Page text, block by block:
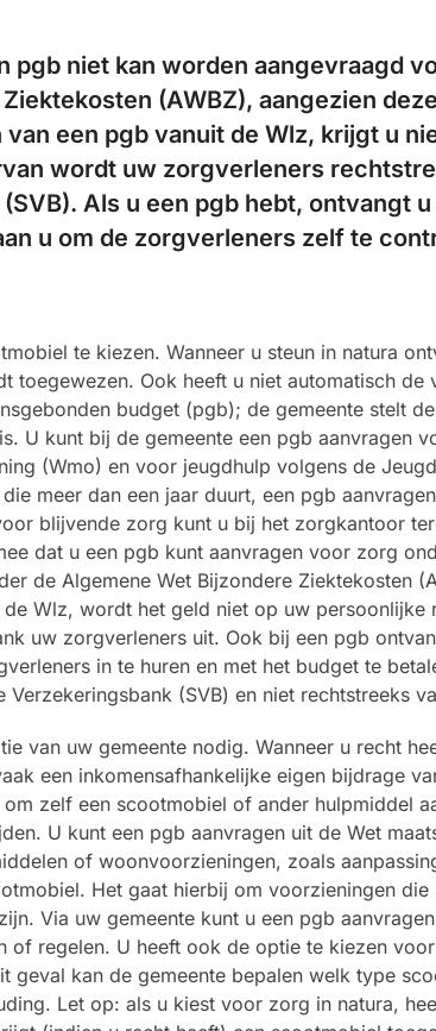
pgb niet kan worden aangevraagd
(AWBZ), aangezien
een pgb vanuit de Wlz, krijgt u
wordt uw zorgverleners
Als u een pgb hebt, ontvangt
u om de zorgverleners zelf te
te kiezen. Wanneer u steun in natura
toegewezen. Ook heeft u niet automatisch de
budget (pgb); de gemeente stelt
U kunt bij de gemeente een pgb aanvragen
(Wmo) en voor jeugdhulp volgens de
meer dan een jaar duurt, een pgb
blijvende zorg kunt u bij het zorgkantoor
dat u een pgb kunt aanvragen voor zorg
de Algemene Wet Bijzondere Ziektekosten
Wlz, wordt het geld niet op uw persoonlijke
uw zorgverleners uit. Ook bij een pgb
in te huren en met het budget te
(SVB) en niet rechtstreeks
van uw gemeente nodig. Wanneer u recht
een inkomensafhankelijke eigen bijdrage
zelf een scootmobiel of ander hulpmiddel
U kunt een pgb aanvragen uit de Wet
of woonvoorzieningen, zoals
Het gaat hierbij om voorzieningen
Via uw gemeente kunt u een pgb
regelen. U heeft ook de optie te kiezen
geval kan de gemeente bepalen welk type
Let op: als u kiest voor zorg in natura,